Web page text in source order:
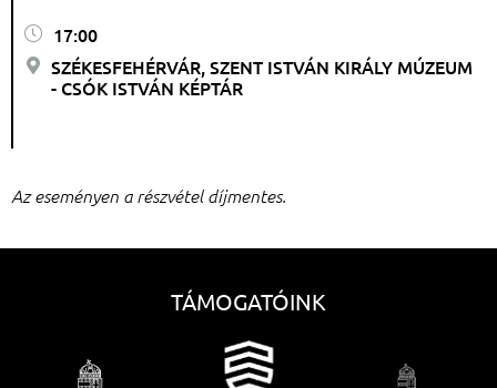
17:00
SZÉKESFEHÉRVÁR, SZENT ISTVÁN KIRÁLY MÚZEUM
- CSÓK ISTVÁN KÉPTÁR
Az eseményen a részvétel díjmentes.
TÁMOGATÓINK